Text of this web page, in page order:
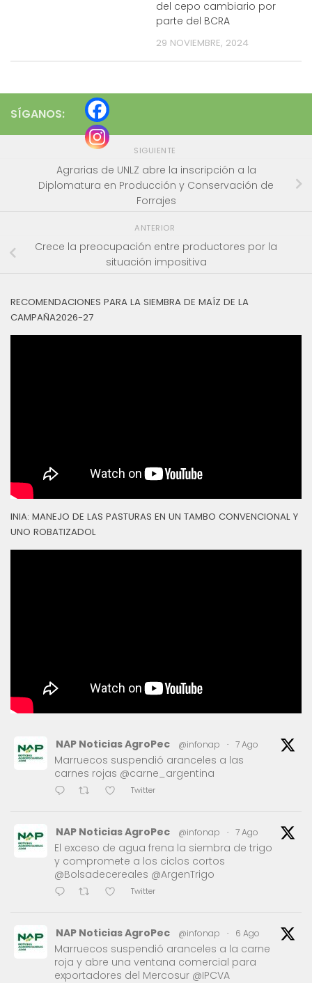
del cepo cambiario por
parte del BCRA
29 NOVIEMBRE, 2024
SÍGANOS:
SIGUIENTE
Agrarias de UNLZ abre la inscripción a la
Diplomatura en Producción y Conservación de
Forrajes
ANTERIOR
Crece la preocupación entre productores por la
situación impositiva
RECOMENDACIONES PARA LA SIEMBRA DE MAÍZ DE LA
CAMPAÑA2026-27
INIA: MANEJO DE LAS PASTURAS EN UN TAMBO CONVENCIONAL Y
UNO ROBATIZADOL
NAP Noticias AgroPec @infonap · 7 Ago
Marruecos suspendió aranceles a las
carnes rojas @carne_argentina
Twitter
NAP Noticias AgroPec @infonap · 7 Ago
El exceso de agua frena la siembra de trigo
y compromete a los ciclos cortos
@Bolsadecereales @ArgenTrigo
Twitter
NAP Noticias AgroPec @infonap · 6 Ago
Marruecos suspendió aranceles a la carne
roja y abre una ventana comercial para
exportadores del Mercosur @IPCVA